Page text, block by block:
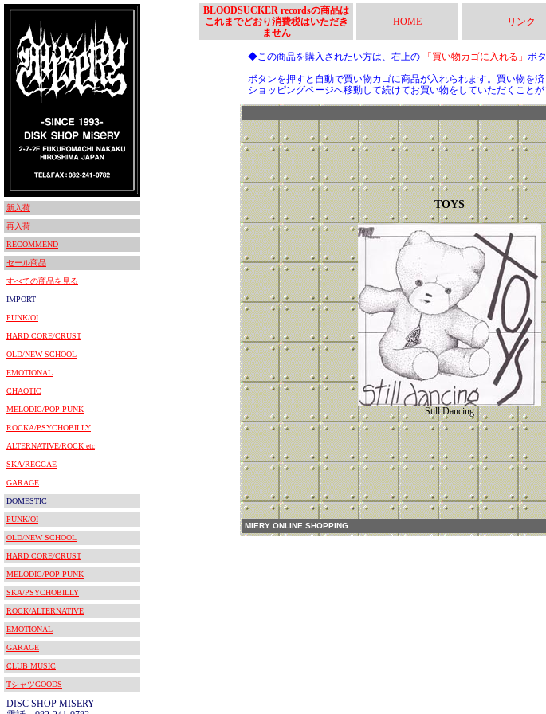
新入荷
再入荷
RECOMMEND
セール商品
すべての商品を見る
IMPORT
PUNK/OI
HARD CORE/CRUST
OLD/NEW SCHOOL
EMOTIONAL
CHAOTIC
MELODIC/POP PUNK
ROCKA/PSYCHOBILLY
ALTERNATIVE/ROCK etc
SKA/REGGAE
GARAGE
DOMESTIC
PUNK/OI
OLD/NEW SCHOOL
HARD CORE/CRUST
MELODIC/POP PUNK
SKA/PSYCHOBILLY
ROCK/ALTERNATIVE
EMOTIONAL
GARAGE
CLUB MUSIC
TシャツGOODS
DISC SHOP MISERY
BLOODSUCKER recordsの商品は
これまでどおり消費税はいただき
ません
HOME リンク
◆この商品を購入されたい方は、右上の 「買い物カゴに入れる」 ボ
ボタンを押すと自動で買い物カゴに商品が入れられます。買い物を
ショッピングページへ移動して続けてお買い物をしていただくことが
TOYS
Still Dancing
MIERY ONLINE SHOPPING